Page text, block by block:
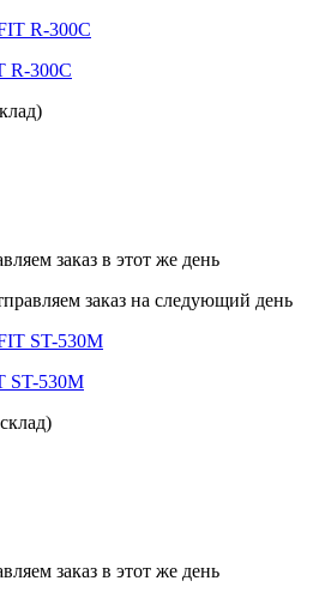
R-300C
заказ в этот же день
заказ на следующий день
ST-530M
заказ в этот же день